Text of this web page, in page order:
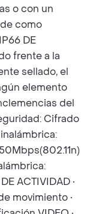
o con un
como
DE
frente a la
sellado, el
elemento
del
Cifrado
ACTIVIDAD •
movimiento •